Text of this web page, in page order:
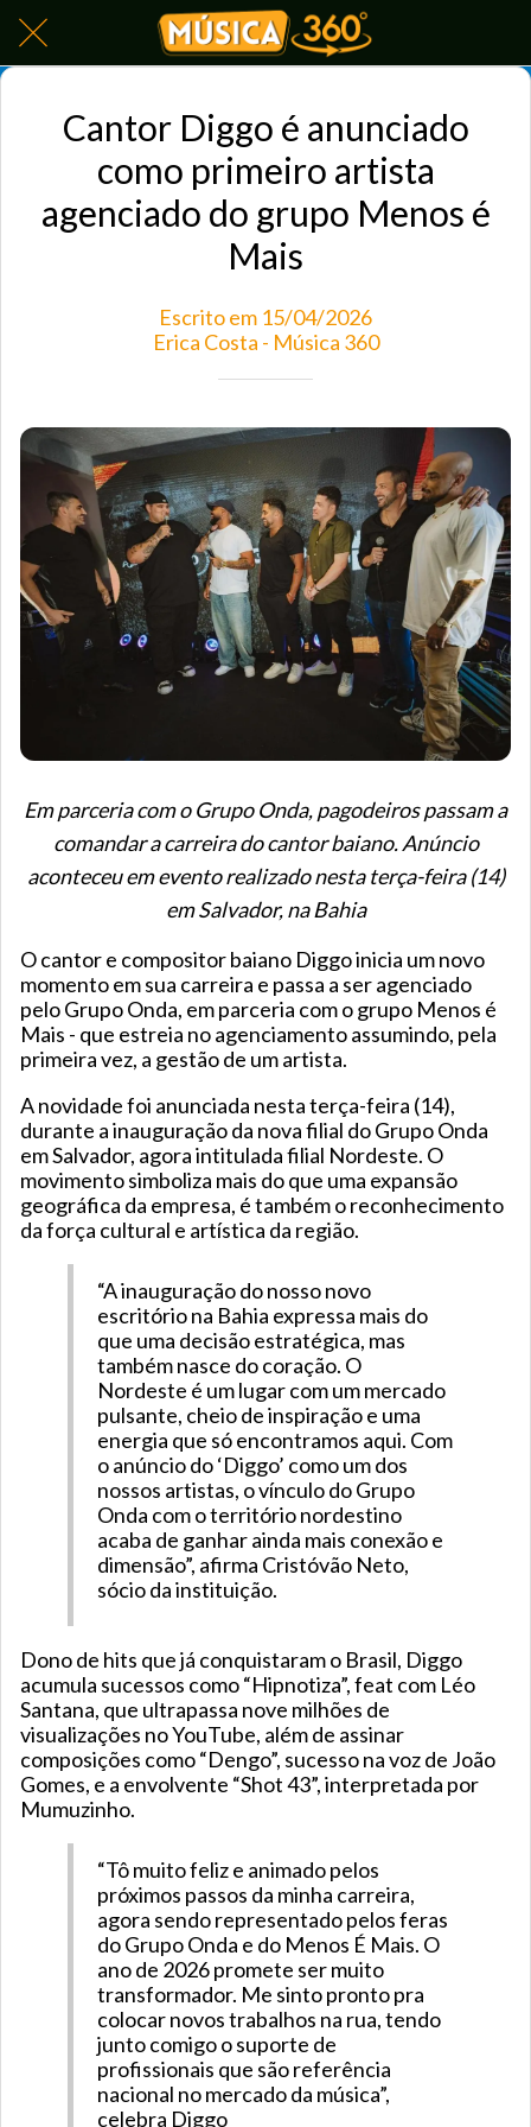
Cantor Diggo é anunciado
como primeiro artista
agenciado do grupo Menos é
Mais
Escrito em 15/04/2026
Erica Costa - Música 360
Em parceria com o Grupo Onda, pagodeiros passam a
comandar a carreira do cantor baiano. Anúncio
aconteceu em evento realizado nesta terça-feira (14)
em Salvador, na Bahia
O cantor e compositor baiano Diggo inicia um novo
momento em sua carreira e passa a ser agenciado
pelo Grupo Onda, em parceria com o grupo Menos é
Mais - que estreia no agenciamento assumindo, pela
primeira vez, a gestão de um artista.
A novidade foi anunciada nesta terça-feira (14),
durante a inauguração da nova filial do Grupo Onda
em Salvador, agora intitulada filial Nordeste. O
movimento simboliza mais do que uma expansão
geográfica da empresa, é também o reconhecimento
da força cultural e artística da região.
“A inauguração do nosso novo
escritório na Bahia expressa mais do
que uma decisão estratégica, mas
também nasce do coração. O
Nordeste é um lugar com um mercado
pulsante, cheio de inspiração e uma
energia que só encontramos aqui. Com
o anúncio do ‘Diggo’ como um dos
nossos artistas, o vínculo do Grupo
Onda com o território nordestino
acaba de ganhar ainda mais conexão e
dimensão”, afirma Cristóvão Neto,
sócio da instituição.
Dono de hits que já conquistaram o Brasil, Diggo
acumula sucessos como “Hipnotiza”, feat com Léo
Santana, que ultrapassa nove milhões de
visualizações no YouTube, além de assinar
composições como “Dengo”, sucesso na voz de João
Gomes, e a envolvente “Shot 43”, interpretada por
Mumuzinho.
“Tô muito feliz e animado pelos
próximos passos da minha carreira,
agora sendo representado pelos feras
do Grupo Onda e do Menos É Mais. O
ano de 2026 promete ser muito
transformador. Me sinto pronto pra
colocar novos trabalhos na rua, tendo
junto comigo o suporte de
profissionais que são referência
nacional no mercado da música”,
celebra Diggo